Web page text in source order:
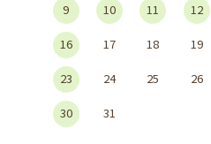
9 10 11 12
16 17 18 19
23 24 25 26
30 31